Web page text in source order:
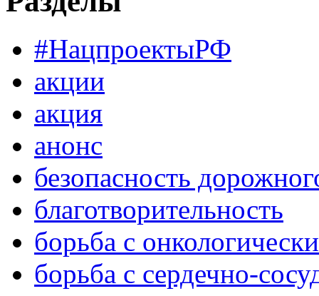
#НацпроектыРФ
акции
акция
анонс
безопасность
благотворительность
борьба с
борьба с сердечно-